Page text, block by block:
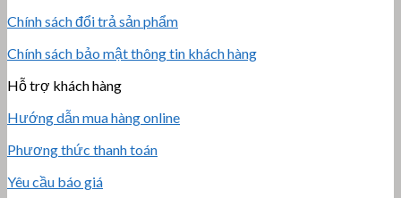
Chính sách đổi trả sản phẩm
Chính sách bảo mật thông tin khách hàng
Hỗ trợ khách hàng
Hướng dẫn mua hàng online
Phương thức thanh toán
Yêu cầu báo giá